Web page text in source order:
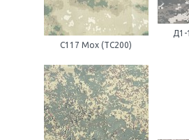
С117 Мох (ТС200)
Д1-